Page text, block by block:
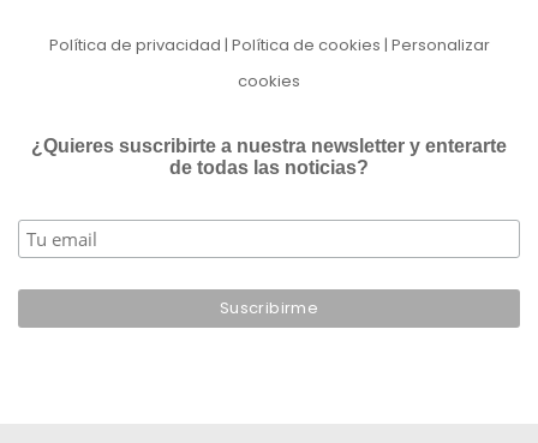
Política de privacidad | Política de cookies | Personalizar
cookies
¿Quieres suscribirte a nuestra newsletter y enterarte
de todas las noticias?